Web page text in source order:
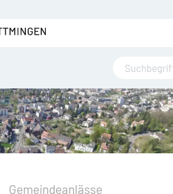
Gemeindeanlässe